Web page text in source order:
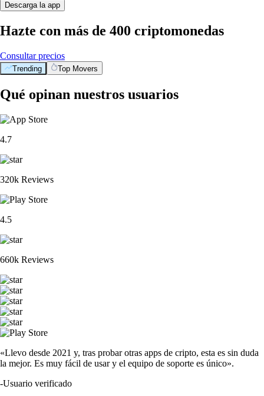
Descarga la app
Hazte con más de 400 criptomonedas
Consultar precios
Trending Top Movers
Qué opinan nuestros usuarios
4.7
320k Reviews
4.5
660k Reviews
«Llevo desde 2021 y, tras probar otras apps de cripto, esta es sin duda
la mejor. Es muy fácil de usar y el equipo de soporte es único».
-Usuario verificado